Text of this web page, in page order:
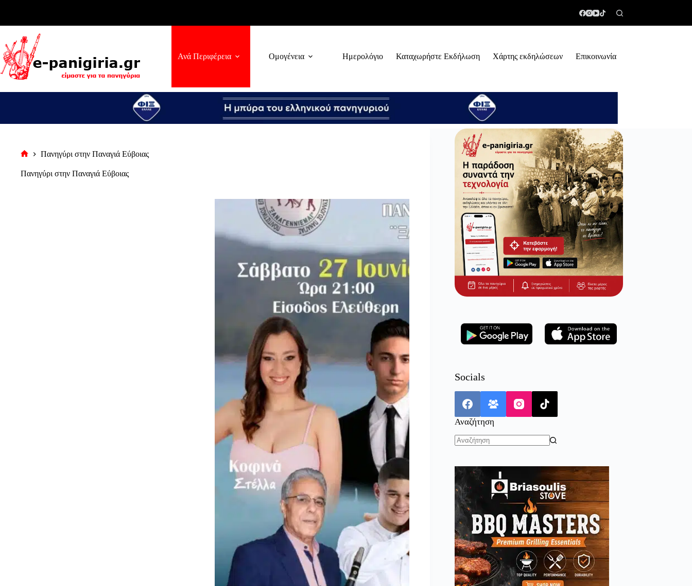
Ανά Περιφέρεια Ομογένεια Ημερολόγιο Καταχωρήστε Εκδήλωση Χάρτης εκδηλώσεων Επικοινωνία
σελίδα
Πανηγύρι στην Παναγιά Εύβοιας
Πανηγύρι στην Παναγιά Εύβοιας
Socials
Αναζήτηση